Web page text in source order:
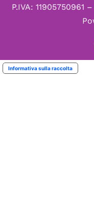
P.IVA:
Informativa sulla raccolta